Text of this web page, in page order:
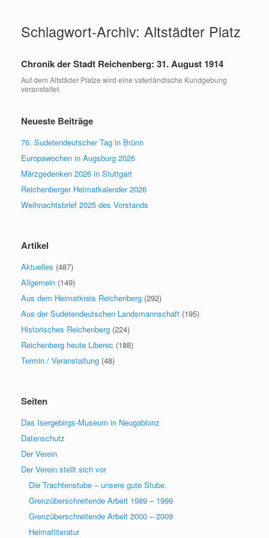
springenSchlagwort-Archiv: Altstädter Platz
Chronik der Stadt Reichenberg: 31. August 1914
Auf dem Altstäder Platze wird eine vaterländische Kundgebung
veranstaltet.
Neueste Beiträge
76. Sudetendeutscher Tag in Brünn
Europawochen in Augsburg 2026
Märzgedenken 2026 in Stuttgart
Reichenberger Heimatkalender 2026
Weihnachtsbrief 2025 des Vorstands
Artikel
Aktuelles (487)
Allgemein (149)
Aus dem Heimatkreis Reichenberg (292)
Aus der Sudetendeutschen Landsmannschaft (195)
Historisches Reichenberg (224)
Reichenberg heute Liberec (188)
Termin / Veranstaltung (48)
Seiten
Das Isergebirgs-Museum in Neugablonz
Datenschutz
Der Verein
Der Verein stellt sich vor
Die Trachtenstube – unsere gute Stube.
Grenzüberschreitende Arbeit 1989 – 1999
Grenzüberschreitende Arbeit 2000 – 2009
Heimatliteratur